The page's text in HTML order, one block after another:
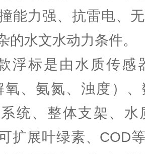
能力强、抗雷电、
的水文水动力条件。
浮标是由水质传感
氧、氨氮、浊度）
统、整体支架、水
扩展叶绿素、COD